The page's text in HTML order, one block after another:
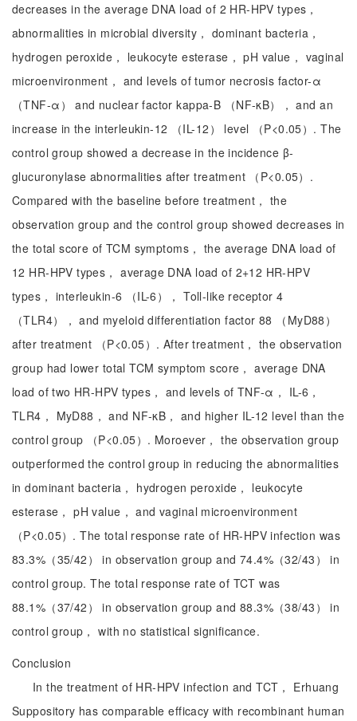
decreases in the average DNA load of 2 HR-HPV types，
abnormalities in microbial diversity， dominant bacteria，
hydrogen peroxide， leukocyte esterase， pH value， vaginal
microenvironment， and levels of tumor necrosis factor-α
（TNF-α） and nuclear factor kappa-B （NF-κB）， and an
increase in the interleukin-12 （IL-12） level （P<0.05）. The
control group showed a decrease in the incidence β-
glucuronylase abnormalities after treatment （P<0.05）.
Compared with the baseline before treatment， the
observation group and the control group showed decreases in
the total score of TCM symptoms， the average DNA load of
12 HR-HPV types， average DNA load of 2+12 HR-HPV
types， interleukin-6 （IL-6）， Toll-like receptor 4
（TLR4）， and myeloid differentiation factor 88 （MyD88）
after treatment （P<0.05）. After treatment， the observation
group had lower total TCM symptom score， average DNA
load of two HR-HPV types， and levels of TNF-α， IL-6，
TLR4， MyD88， and NF-κB， and higher IL-12 level than the
control group （P<0.05）. Moroever， the observation group
outperformed the control group in reducing the abnormalities
in dominant bacteria， hydrogen peroxide， leukocyte
esterase， pH value， and vaginal microenvironment
（P<0.05）. The total response rate of HR-HPV infection was
83.3%（35/42） in observation group and 74.4%（32/43） in
control group. The total response rate of TCT was
88.1%（37/42） in observation group and 88.3%（38/43） in
control group， with no statistical significance.
Conclusion
In the treatment of HR-HPV infection and TCT， Erhuang
Suppository has comparable efficacy with recombinant human